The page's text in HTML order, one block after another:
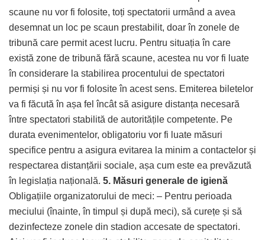
scaune nu vor fi folosite, toți spectatorii urmând a avea
desemnat un loc pe scaun prestabilit, doar în zonele de
tribună care permit acest lucru. Pentru situația în care
există zone de tribună fără scaune, acestea nu vor fi luate
în considerare la stabilirea procentului de spectatori
permiși și nu vor fi folosite în acest sens. Emiterea biletelor
va fi făcută în așa fel încât să asigure distanța necesară
între spectatori stabilită de autoritățile competente. Pe
durata evenimentelor, obligatoriu vor fi luate măsuri
specifice pentru a asigura evitarea la minim a contactelor și
respectarea distanțării sociale, așa cum este ea prevăzută
în legislația națională. 5. Măsuri generale de igienă
Obligațiile organizatorului de meci: – Pentru perioada
meciului (înainte, în timpul și după meci), să curețe și să
dezinfecteze zonele din stadion accesate de spectatori.